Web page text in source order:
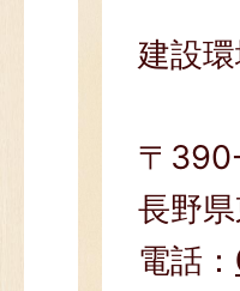
建設
〒
長野
電話：